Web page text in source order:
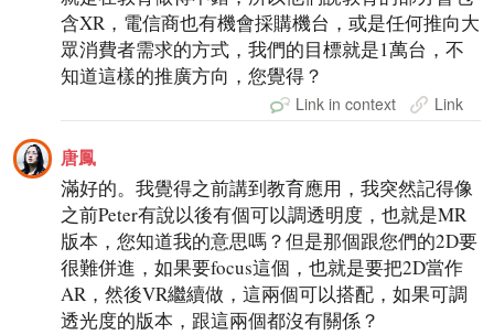
含XR，電信商也有機會採購機台，或是任何推向大
眾消費者需求的方式，我們的目標就是1萬台，不
知道這樣的推廣方向，您覺得？
Link in context Link
唐鳳
滿好的。我覺得之前講到教育應用，我突然記得像
之前Peter有說以後有個可以調透明度，也就是MR
版本，您知道我的意思嗎？但是那個跟您們的2D要
很難併進，如果要focus這個，也就是要把2D當作
AR，然後VR繼續做，這兩個可以搭配，如果可調
透光度的版本，跟這兩個都沒有關係？